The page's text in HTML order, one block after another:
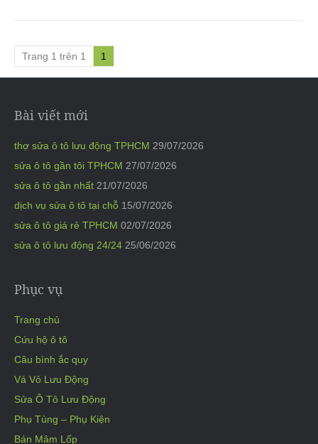
Trang 1 trên 1 1
Bài viết mới
thợ sửa ô tô lưu động TPHCM 29/07/2026
sửa ô tô gần tôi TPHCM 27/07/2026
sửa ô tô gần nhất 21/07/2026
dịch vụ sửa ô tô tại chỗ 15/07/2026
sửa ô tô giá rẻ TPHCM 02/07/2026
sửa ô tô lưu động 24/24 25/06/2026
Phục vụ
Trang chủ
Cứu hộ ô tô
Câu bình ắc quy
Vá Vỏ Lưu Động
Sửa Ô Tô Lưu Động
Phụ Tùng – Phụ Kiện
Bán Mâm Lốp